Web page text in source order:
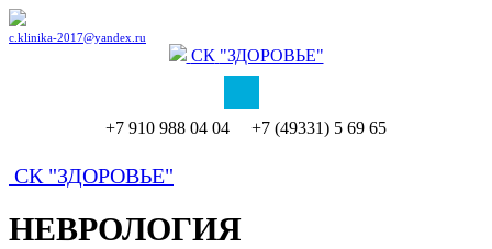
c.klinika-2017@yandex.ru
СК "ЗДОРОВЬЕ"
+7 910 988 04 04 +7 (49331) 5 69 65
СК "ЗДОРОВЬЕ"
НЕВРОЛОГИЯ